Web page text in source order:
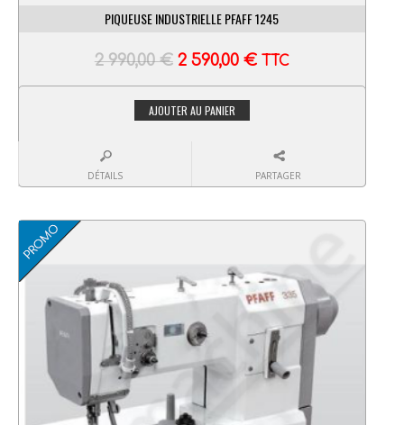
PIQUEUSE INDUSTRIELLE PFAFF 1245
2 990,00€ 2 590,00 € TTC
AJOUTER AU PANIER
DÉTAILS PARTAGER